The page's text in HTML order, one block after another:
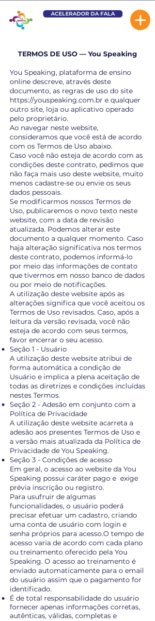
ACELERADOR DA FALA
TERMOS DE USO — You Speaking
You Speaking, plataforma de ensino
online descreve, através deste
documento, as regras de uso do site
https://youspeaking.com.br e qualquer
outro site, loja ou aplicativo operado
pelo proprietário.
Ao navegar neste website,
consideramos que você está de acordo
com os Termos de Uso abaixo.
Caso você não esteja de acordo com as
condições deste contrato, pedimos que
não faça mais uso deste website, muito
menos cadastre-se ou envie os seus
dados pessoais.
Se modificarmos nossos Termos de
Uso, publicaremos o novo texto neste
website, com a data de revisão
atualizada. Podemos alterar este
documento a qualquer momento. Caso
haja alteração significativa nos termos
deste contrato, podemos informá-lo
por meio das informações de contato
que tivermos em nosso banco de dados
ou por meio de notificações.
A utilização deste website após as
alterações significa que você aceitou os
Termos de Uso revisados. Caso, após a
leitura da versão revisada, você não
esteja de acordo com seus termos,
favor encerrar o seu acesso.
Seção 1 - Usuário
A utilização deste website atribui de
forma automática a condição de
Usuário e implica a plena aceitação de
todas as diretrizes e condições incluídas
nestes Termos.
Seção 2 - Adesão em conjunto com a
Política de Privacidade
A utilização deste website acarreta a
adesão aos presentes Termos de Uso e
a versão mais atualizada da Política de
Privacidade de You Speaking.
Seção 3 - Condições de acesso
Em geral, o acesso ao website da You
Speaking possui caráter pago e exige
prévia inscrição ou registro.
Para usufruir de algumas
funcionalidades, o usuário poderá
precisar efetuar um cadastro, criando
uma conta de usuário com login e
senha próprios para acesso.O tempo de
acesso varia de acordo com cada plano
ou treinamento oferecido pela You
Speaking. O acesso ao treinamento é
enviado automaticamente para o email
do usuário assim que o pagamento for
identificado.
É de total responsabilidade do usuário
fornecer apenas informações corretas,
autênticas, válidas, completas e